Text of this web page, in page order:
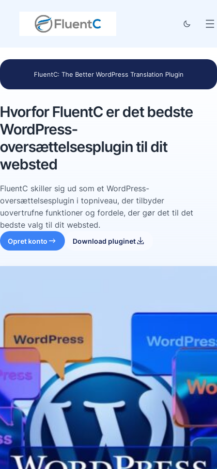
FluentC: The Better WordPress Translation Plugin
Hvorfor FluentC er det bedste
WordPress-
oversættelsesplugin til dit
websted
FluentC skiller sig ud som et WordPress-
oversættelsesplugin i topniveau, der tilbyder
uovertrufne funktioner og fordele, der gør det til det
bedste valg til dit websted.
Opret konto Download pluginet